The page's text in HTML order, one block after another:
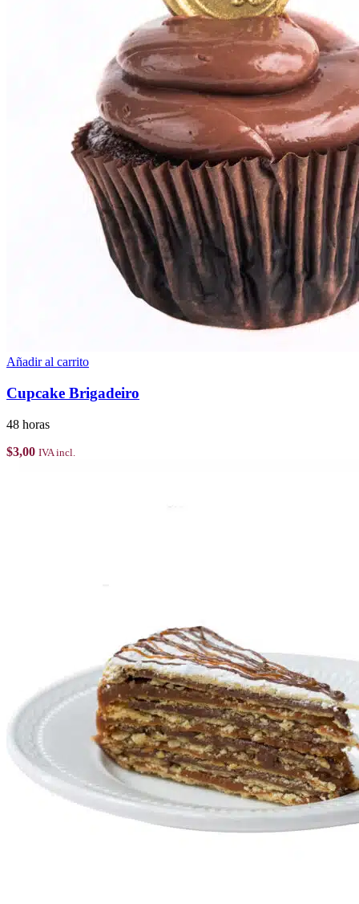
Añadir al carrito
Cupcake Brigadeiro
48 horas
$3,00 IVA incl.